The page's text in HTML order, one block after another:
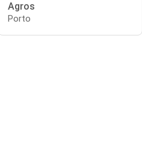
Agros
Porto